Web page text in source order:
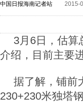
中国日报海南记者站 2015-
3月6日，估算
介绍，目前主要
据了解，铺前
230+230米独塔